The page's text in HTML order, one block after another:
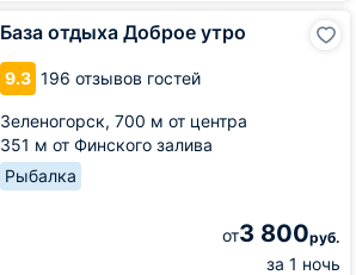
База отдыха Доброе утро
9.3 196 отзывов гостей
Зеленогорск, 700 м от центра
351 м от Финского залива
Рыбалка
от3 800руб.
за 1 ночь